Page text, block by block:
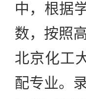
中，根据
数，按照
北京化工
配专业。